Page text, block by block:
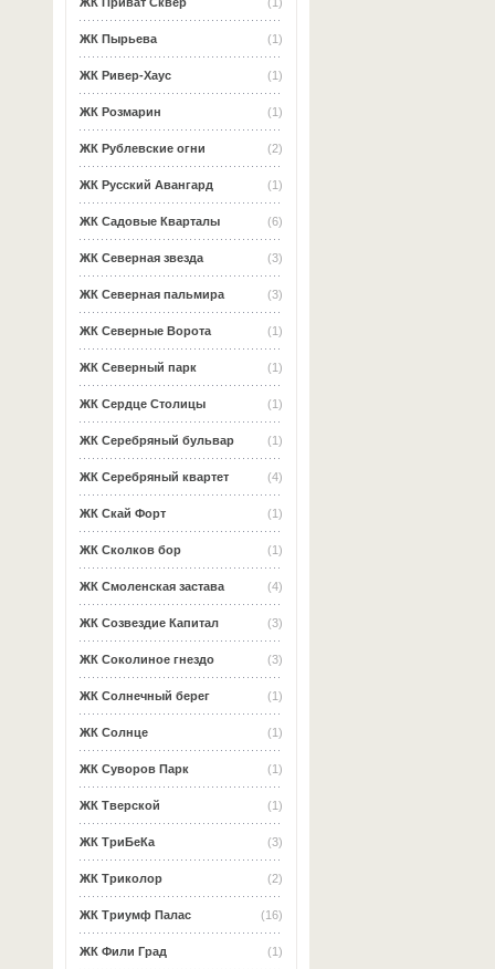
(1)
ЖК Приват Сквер
(1)
ЖК Пырьева
(1)
ЖК Ривер-Хаус
(1)
ЖК Розмарин
(2)
ЖК Рублевские огни
(1)
ЖК Русский Авангард
(6)
ЖК Садовые Кварталы
(3)
ЖК Северная звезда
(3)
ЖК Северная пальмира
(1)
ЖК Северные Ворота
(1)
ЖК Северный парк
(1)
ЖК Сердце Столицы
(1)
ЖК Серебряный бульвар
(4)
ЖК Серебряный квартет
(1)
ЖК Скай Форт
(1)
ЖК Сколков бор
(4)
ЖК Смоленская застава
(3)
ЖК Созвездие Капитал
(3)
ЖК Соколиное гнездо
(1)
ЖК Солнечный берег
(1)
ЖК Солнце
(1)
ЖК Суворов Парк
(1)
ЖК Тверской
(3)
ЖК ТриБеКа
(2)
ЖК Триколор
(16)
ЖК Триумф Палас
(1)
ЖК Фили Град